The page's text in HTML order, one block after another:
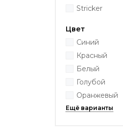
Stricker
Цвет
Синий
Красный
Белый
Голубой
Оранжевый